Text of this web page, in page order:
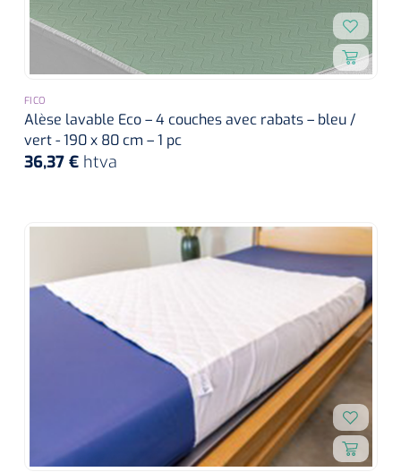
FICO
Alèse lavable Eco – 4 couches avec rabats – bleu /
vert - 190 x 80 cm – 1 pc
36,37 € htva